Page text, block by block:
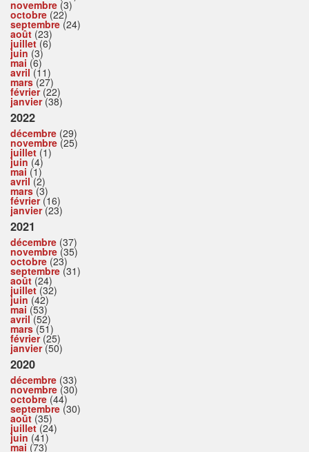
novembre (3)
octobre (22)
septembre (24)
août (23)
juillet(6)
juin (3)
mai (6)
avril(11)
mars(27)
février(22)
janvier(38)
2022
décembre (29)
novembre (25)
juillet (1)
juin (4)
mai (1)
avril(2)
mars(3)
février(16)
janvier(23)
2021
décembre (37)
novembre (35)
octobre (23)
septembre (31)
août (24)
juillet(32)
juin (42)
mai (53)
avril(52)
mars(51)
février(25)
janvier(50)
2020
décembre (33)
novembre (30)
octobre (44)
septembre (30)
août (35)
juillet(24)
juin (41)
mai (73)